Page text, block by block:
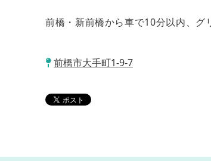
前橋・新前橋から車で10分以内、
前橋市大手町1-9-7